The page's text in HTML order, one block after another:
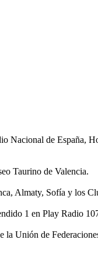
Nacional de
Taurino de Valencia.
Almaty, Sofía y los
1 en Play Radio
Unión de